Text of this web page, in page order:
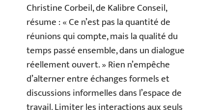
Christine Corbeil, de Kalibre Conseil,
résume : « Ce n’est pas la quantité de
réunions qui compte, mais la qualité du
temps passé ensemble, dans un dialogue
réellement ouvert. » Rien n’empêche
d’alterner entre échanges formels et
discussions informelles dans l’espace de